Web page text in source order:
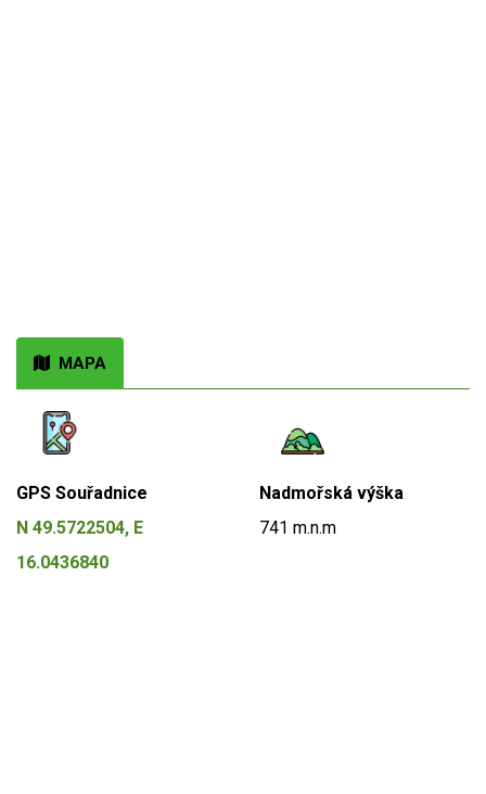
MAPA
GPS Souřadnice
N 49.5722504, E
16.0436840
Nadmořská výška
741 m.n.m